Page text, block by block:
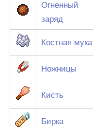
Огненный
заряд
Костная мука
Ножницы
Кисть
Бирка